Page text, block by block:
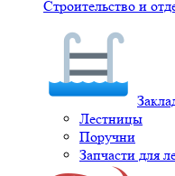
Строительство и
Лестницы
Поручни
Запчасти для